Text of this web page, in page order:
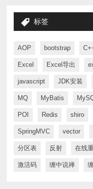
标签
AOP bootstrap
Excel Excel导出
javascript JDK安装
MQ MyBatis
POI Redis shiro
SpringMVC vector
分区表 反射 在线
激活码 缠中说禅